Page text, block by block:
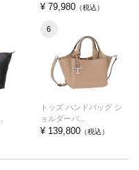
¥ 79,980（税込）
6
トッズ ハンドバッグ シ
ョルダーバ...
¥ 139,800（税込）